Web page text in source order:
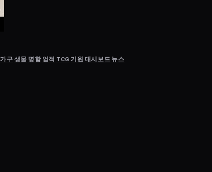
가구생물 명함 업적 TCG기원 대시보드뉴스